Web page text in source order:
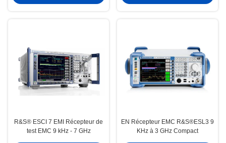
R&S® ESCI 7 EMI Récepteur de
test EMC 9 kHz - 7 GHz
EN Récepteur EMC R&S®ESL3 9
KHz à 3 GHz Compact